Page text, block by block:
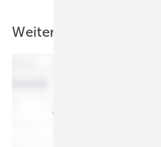
Weitere Inhalte